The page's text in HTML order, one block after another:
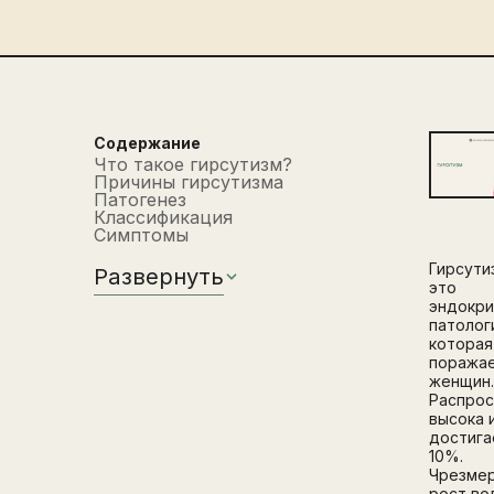
Содержание
Что такое гирсутизм?
Причины гирсутизма
Патогенез
Классификация
Симптомы
Развернуть
это
которая
женщин.
высока
10%.